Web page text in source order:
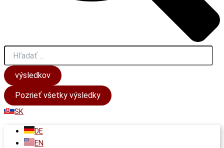
výsledkov
Pozrieť všetky výsledky
SK
DE
EN